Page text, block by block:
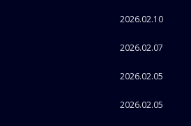
2026.02.10
2026.02.07
2026.02.05
2026.02.05